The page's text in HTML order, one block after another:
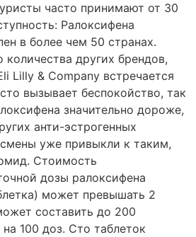
часто принимают от 30
Ралоксифена
в более чем 50 странах.
других брендов,
Lilly & Company встречается
вызывает беспокойство, так
значительно дороже,
анти-эстрогенных
уже привыкли к таким,
Стоимость
дозы ралоксифена
может превышать 2
составить до 200
100 доз. Сто таблеток